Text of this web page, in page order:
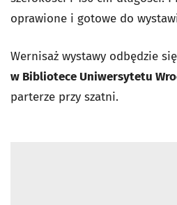
oprawione i gotowe do
Wernisaż wystawy odbędzie się
w Bibliotece Uniwersytetu
parterze przy szatni.